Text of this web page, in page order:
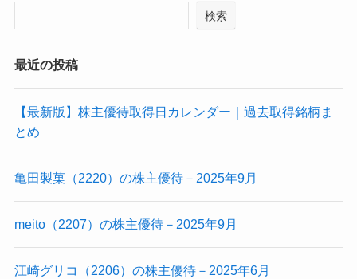
検索
最近の投稿
【最新版】株主優待取得日カレンダー｜過去取得銘柄ま
とめ
亀田製菓（2220）の株主優待－2025年9月
meito（2207）の株主優待－2025年9月
江崎グリコ（2206）の株主優待－2025年6月